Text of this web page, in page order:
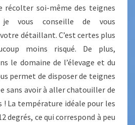
récolter soi-même des teignes
vous conseille de vous
détaillant. C’est certes plus
moins risqué. De plus,
le domaine de l’élevage et du
permet de disposer de teignes
sans avoir à aller chatouiller de
La température idéale pour les
degrés, ce qui correspond à peu